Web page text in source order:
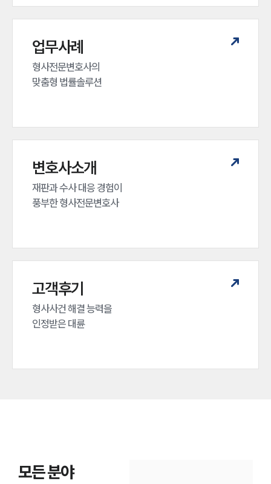
업무사례
형사전문변호사의
맞춤형 법률솔루션
변호사소개
재판과 수사 대응 경험이
풍부한 형사전문변호사
고객후기
형사사건 해결 능력을
인정받은 대륜
모든 분야